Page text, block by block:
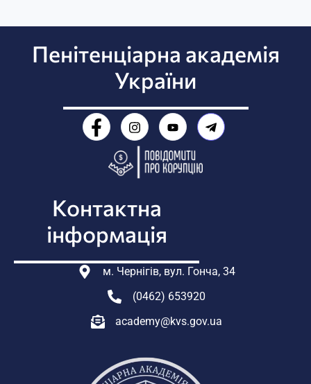
Пенітенціарна академія
України
Контактна
інформація
м. Чернігів, вул. Гонча, 34
(0462) 653920
academy@kvs.gov.ua